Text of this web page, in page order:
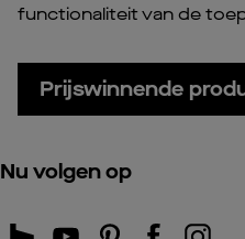
functionaliteit van de
Prijswinnende
Nu volgen op